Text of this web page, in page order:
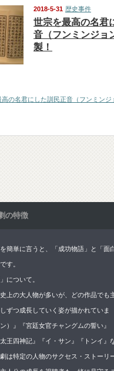
2018-5-31 歴史事件
世宗を最高の名君
音（フンミンジョ
製！
高の名君にした訓民正音（フンミンジ
の特徴
簡単に言うと、「成功物語」と「面
す。
について。
上の大人物が多いが、どの作品でも
ずつ成長していく姿が描かれていま
）』『宮廷女官チャングムの誓い』
王四神記』『イ・サン』『トンイ』
は特定の人物のサクセス・ストーリ